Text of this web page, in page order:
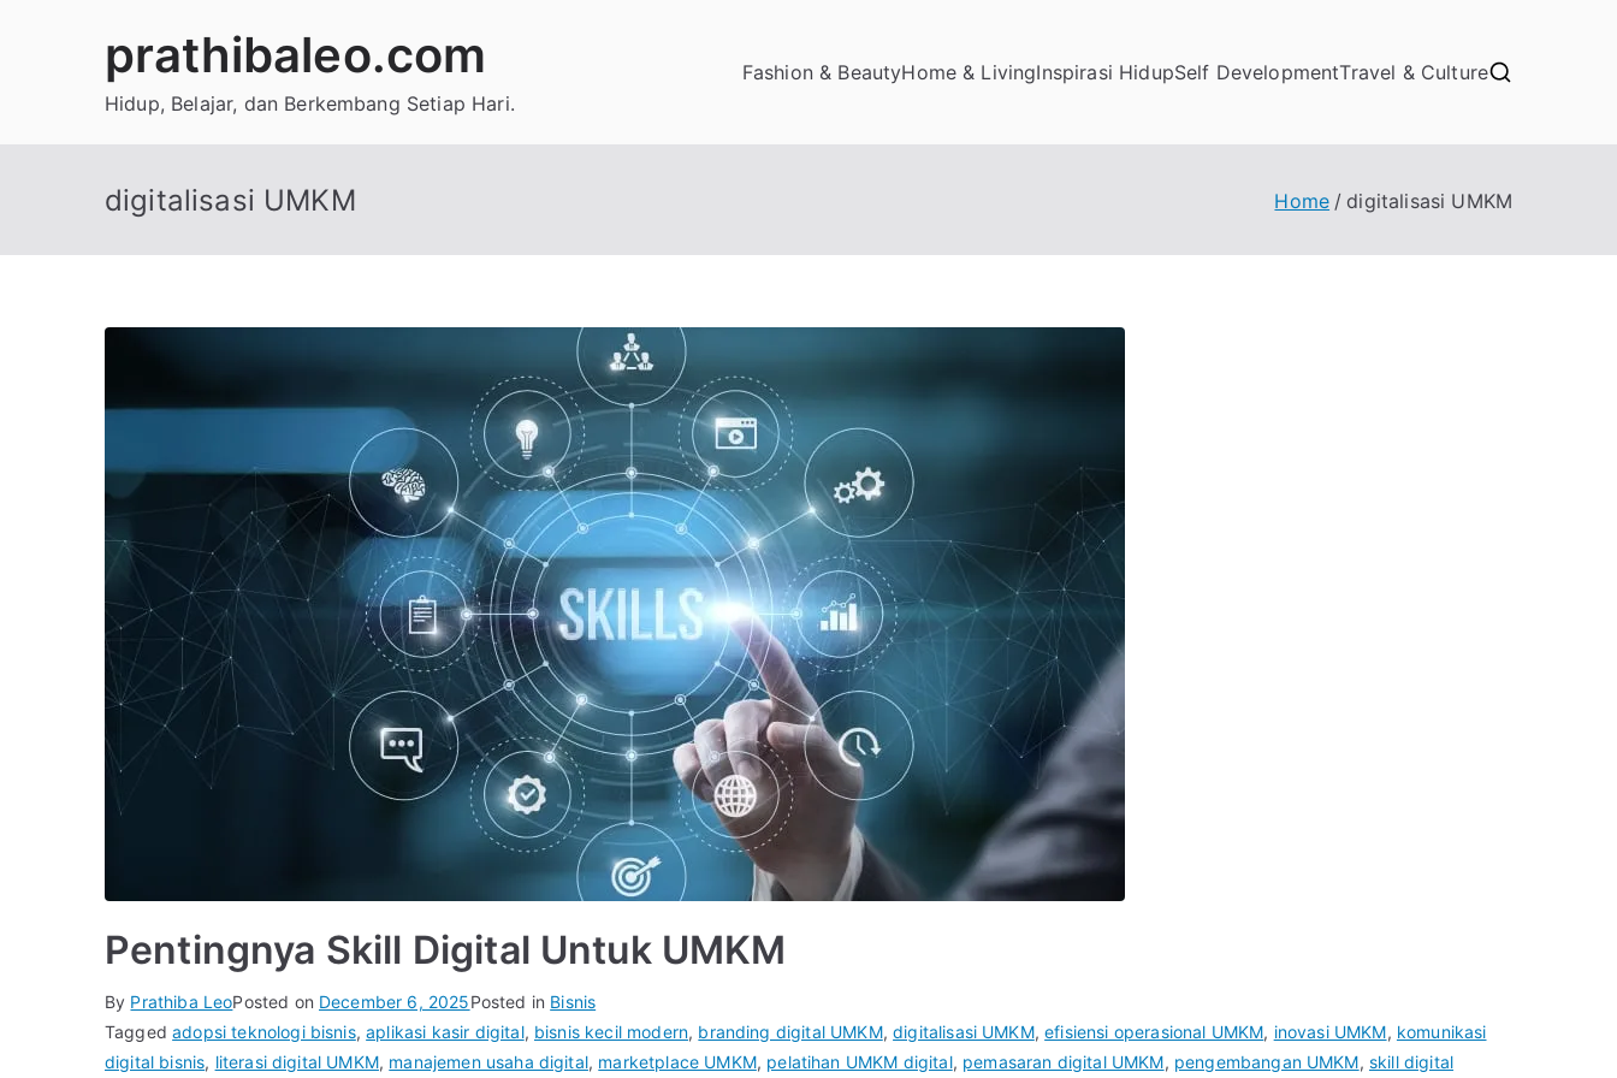
prathibaleo.com
Hidup, Belajar, dan Berkembang Setiap Hari.
Fashion & BeautyHome & LivingInspirasi HidupSelf DevelopmentTravel & Culture
digitalisasi UMKM Home digitalisasi UMKM
Pentingnya Skill Digital Untuk UMKM
By Prathiba LeoPosted on December 6, 2025Posted in Bisnis
Taggedadopsi teknologi bisnis,aplikasi kasir digital, bisnis kecil modern, branding digital UMKM,digitalisasi UMKM,efisiensi operasional UMKM, inovasi UMKM, komunikasi
digital bisnis, literasi digital UMKM, manajemen usaha digital, marketplace UMKM, pelatihan UMKM digital, pemasaran digital UMKM, pengembangan UMKM, skill digital